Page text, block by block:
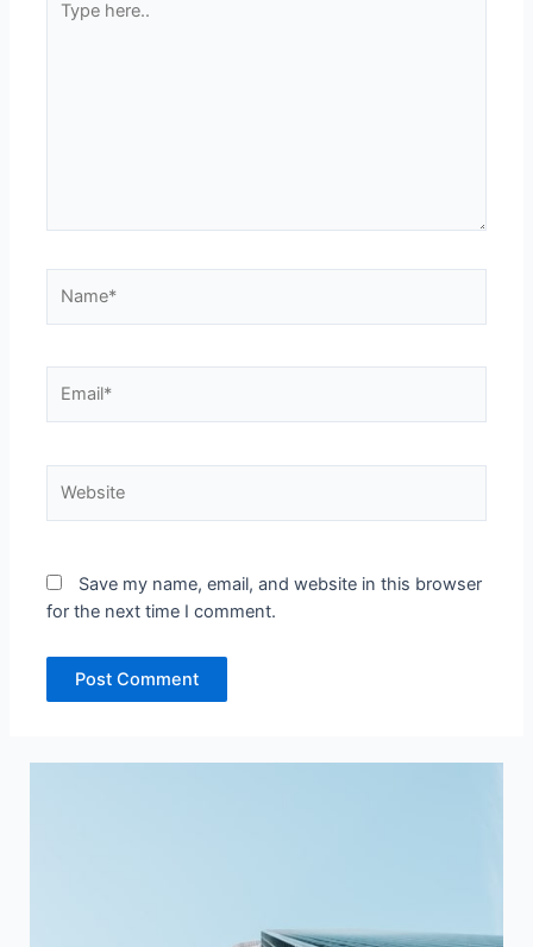
here..
Save my name, email, and website in this browser
for the next time I comment.